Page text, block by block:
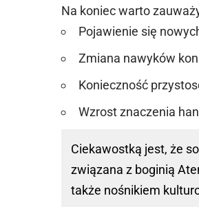
Na koniec warto
Pojawienie się
Zmiana nawyków
Konieczność
Wzrost znaczenia
Ciekawostką jest, że
związana z boginią
także nośnikiem